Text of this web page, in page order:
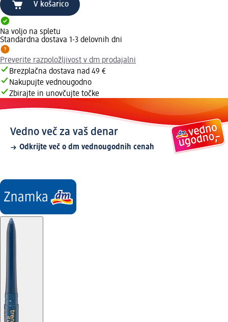
V košarico
Na voljo na spletu
Standardna dostava 1-3 delovnih dni
Preverite razpoložljivost v dm prodajalni
Brezplačna dostava nad 49 €
Nakupujte vednougodno
Zbirajte in unovčujte točke
Vedno več za vaš denar
Odkrijte več o dm vednougodnih cenah